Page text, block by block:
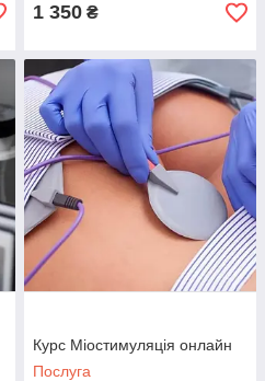
1 350 ₴
Курс Міостимуляція онлайн
Послуга